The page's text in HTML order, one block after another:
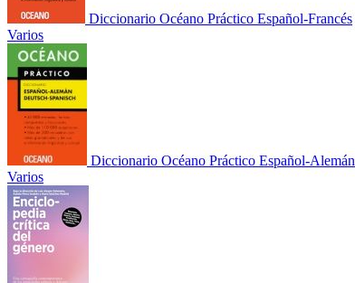
Diccionario Océano Práctico Español-Francés
Varios
Diccionario Océano Práctico Español-Alemán
Varios